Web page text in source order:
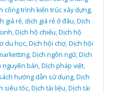
công trình kiến trúc xây dựng,
giá rẻ,dịch giá rẻ ở đâu,Dịch
,Dịch hộ chiếu,Dịch hộ
du học,Dịch hội chợ,Dịch hội
,Dịch ngôn ngữ,Dịch
nguyên bản,Dịch pháp việt,
hướng dẫn sử dụng,Dịch
siêu tốc,Dịch tài liệu,Dịch tài